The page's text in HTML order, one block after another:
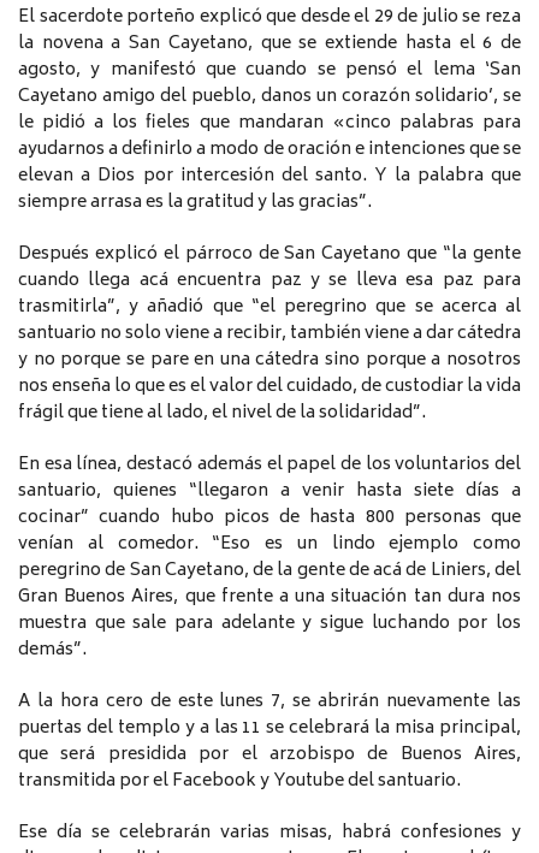
El sacerdote porteño explicó que desde el 29 de julio se reza
la novena a San Cayetano, que se extiende hasta el 6 de
agosto, y manifestó que cuando se pensó el lema ‘San
Cayetano amigo del pueblo, danos un corazón solidario’, se
le pidió a los fieles que mandaran «cinco palabras para
ayudarnos a definirlo a modo de oración e intenciones que se
elevan a Dios por intercesión del santo. Y la palabra que
siempre arrasa es la gratitud y las gracias”.
Después explicó el párroco de San Cayetano que “la gente
cuando llega acá encuentra paz y se lleva esa paz para
trasmitirla”, y añadió que “el peregrino que se acerca al
santuario no solo viene a recibir, también viene a dar cátedra
y no porque se pare en una cátedra sino porque a nosotros
nos enseña lo que es el valor del cuidado, de custodiar la vida
frágil que tiene al lado, el nivel de la solidaridad”.
En esa línea, destacó además el papel de los voluntarios del
santuario, quienes “llegaron a venir hasta siete días a
cocinar” cuando hubo picos de hasta 800 personas que
venían al comedor. “Eso es un lindo ejemplo como
peregrino de San Cayetano, de la gente de acá de Liniers, del
Gran Buenos Aires, que frente a una situación tan dura nos
muestra que sale para adelante y sigue luchando por los
demás”.
A la hora cero de este lunes 7, se abrirán nuevamente las
puertas del templo y a las 11 se celebrará la misa principal,
que será presidida por el arzobispo de Buenos Aires,
transmitida por el Facebook y Youtube del santuario.
Ese día se celebrarán varias misas, habrá confesiones y